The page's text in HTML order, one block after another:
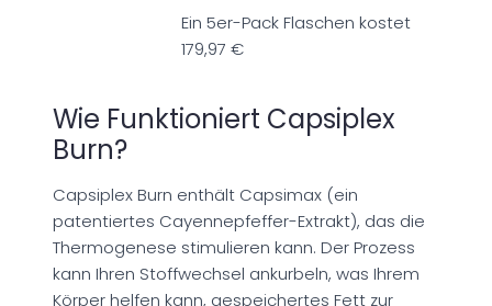
Ein 5er-Pack Flaschen kostet
179,97 €
Wie Funktioniert Capsiplex
Burn?
Capsiplex Burn enthält Capsimax (ein
patentiertes Cayennepfeffer-Extrakt), das die
Thermogenese stimulieren kann. Der Prozess
kann Ihren Stoffwechsel ankurbeln, was Ihrem
Körper helfen kann, gespeichertes Fett zur